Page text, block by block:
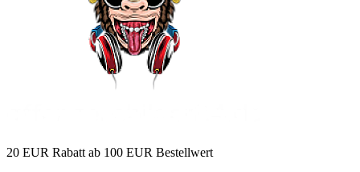
20 EUR Rabatt ab 100 EUR Bestellwert